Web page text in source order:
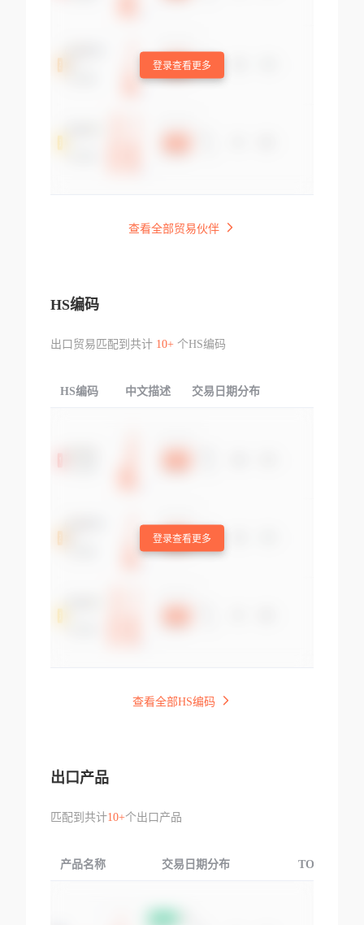
登录查看更多
查看全部贸易伙伴
HS编码
出口贸易匹配到共计 10+个HS编码
HS编码 中文描述 交易日期分布
登录查看更多
查看全部HS编码
出口产品
匹配到共计10+个出口产品
产品名称 交易日期分布 TOP3交易国